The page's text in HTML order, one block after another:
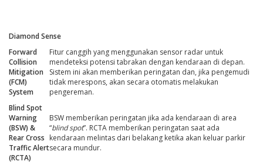
Diamond Sense
Forward
Collision
Mitigation
(FCM)
System
Fitur canggih yang menggunakan sensor radar untuk
mendeteksi potensi tabrakan dengan kendaraan di depan.
Sistem ini akan memberikan peringatan dan, jika pengemudi
tidak merespons, akan secara otomatis melakukan
pengereman.
Blind Spot
Warning
(BSW) &
Rear Cross
Traffic Alert
(RCTA)
BSW memberikan peringatan jika ada kendaraan di area
“blind spot”. RCTA memberikan peringatan saat ada
kendaraan melintas dari belakang ketika akan keluar parkir
secara mundur.